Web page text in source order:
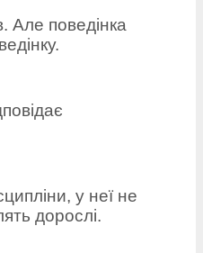
Але поведінка
у неї не
дорослі.